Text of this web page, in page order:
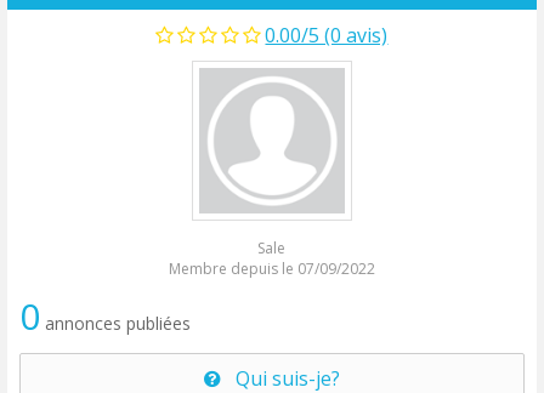
0.00/5 (0 avis)
Sale
Membre depuis le 07/09/2022
0 annonces publiées
Qui suis-je?